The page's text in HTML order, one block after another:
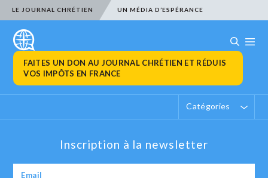
LE JOURNAL CHRÉTIEN UN MÉDIA D’ESPÉRANCE
FAITES UN DON AU JOURNAL CHRÉTIEN ET RÉDUIS
VOS IMPÔTS EN FRANCE
Catégories
Inscription à la newsletter